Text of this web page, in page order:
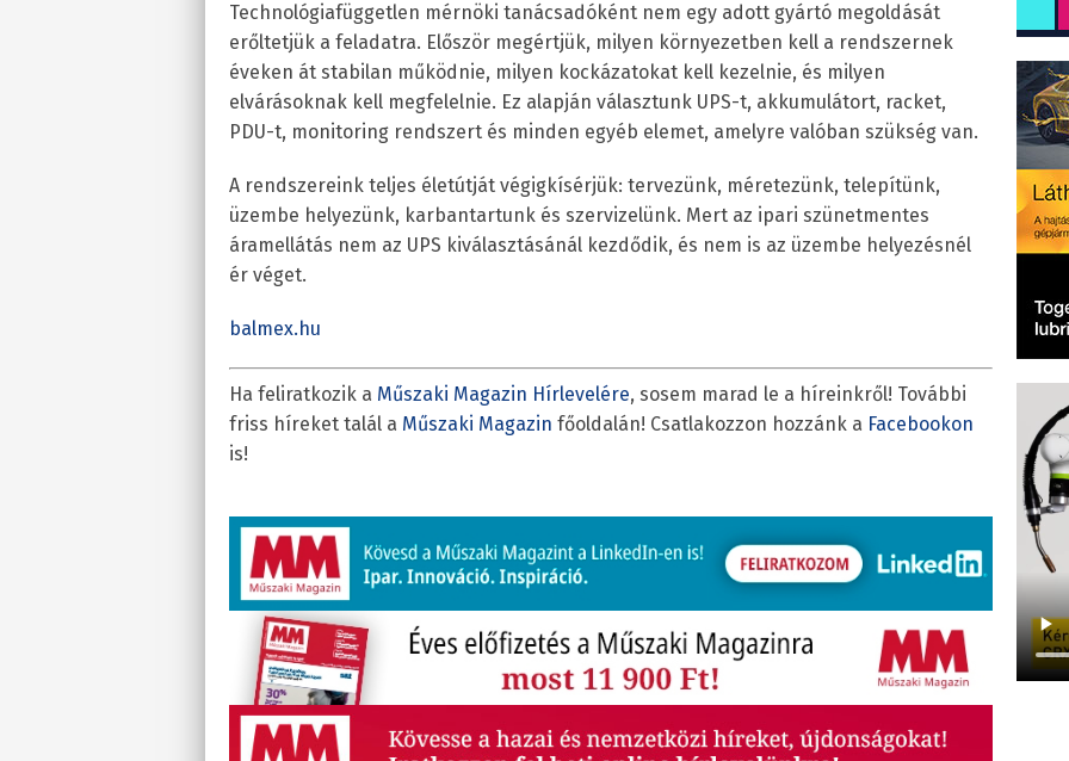
Technológiafüggetlen mérnöki tanácsadóként nem egy adott gyártó megoldását
erőltetjük a feladatra. Először megértjük, milyen környezetben kell a rendszernek
éveken át stabilan működnie, milyen kockázatokat kell kezelnie, és milyen
elvárásoknak kell megfelelnie. Ez alapján választunk UPS-t, akkumulátort, racket,
PDU-t, monitoring rendszert és minden egyéb elemet, amelyre valóban szükség van.
A rendszereink teljes életútját végigkísérjük: tervezünk, méretezünk, telepítünk,
üzembe helyezünk, karbantartunk és szervizelünk. Mert az ipari szünetmentes
áramellátás nem az UPS kiválasztásánál kezdődik, és nem is az üzembe helyezésnél
ér véget.
balmex.hu
Ha feliratkozik a Műszaki Magazin Hírlevelére, sosem marad le a híreinkről! További
friss híreket talál a Műszaki Magazin főoldalán! Csatlakozzon hozzánk a Facebookon
is!